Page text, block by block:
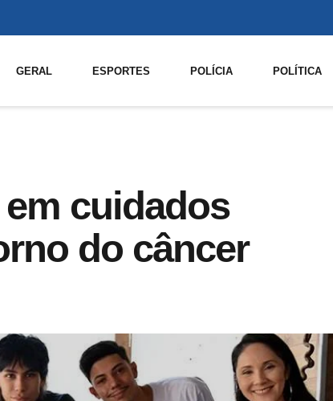
GERAL ESPORTES POLÍCIA POLÍTICA
cuidados
do câncer